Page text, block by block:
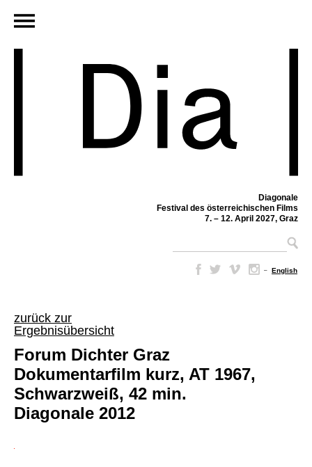
Diagonale
Festival des österreichischen Films
7. – 12. April 2027, Graz
– English
zurück zur
Ergebnisübersicht
Forum Dichter Graz
Dokumentarfilm kurz, AT 1967,
Schwarzweiß, 42 min.
Diagonale 2012